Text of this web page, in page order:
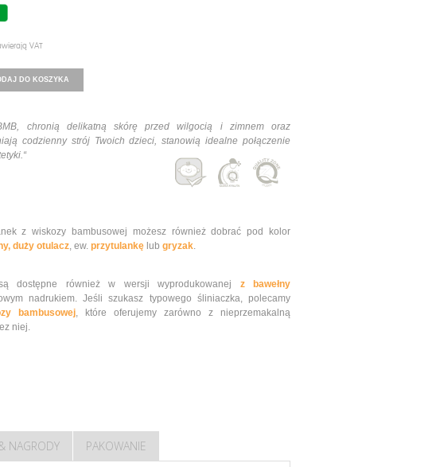
DO KOSZYKA
chronią delikatną skórę przed wilgocią i zimnem oraz
codzienny strój Twoich dzieci, stanowią idealne połączenie
z wiskozy bambusowej możesz również dobrać pod kolor
duży otulacz, ew. przytulankę lub gryzak.
dostępne również w wersji wyprodukowanej z bawełny
nadrukiem. Jeśli szukasz typowego śliniaczka, polecamy
bambusowej, które oferujemy zarówno z nieprzemakalną
niej.
NAGRODY PAKOWANIE